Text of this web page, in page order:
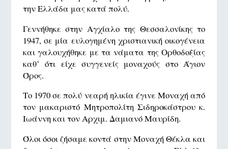
την Ελλάδα μας κατά πολύ.
Γεννήθηκε στην Αγχίαλο της Θεσσαλονίκης το
1947, σε μία ευλογημένη χριστιανική οικογένεια
και γαλουχήθηκε με τα νάματα της Ορθοδοξίας
καθ’ ότι είχε συγγενείς μοναχούς στο Άγιον
Όρος.
Το 1970 σε πολύ νεαρή ηλικία έγινε Μοναχή από
τον μακαριστό Μητροπολίτη Σιδηροκάστρου κ.
Ιωάννη και τον Αρχιμ. Δαμιανό Μαυρίδη.
Όλοι όσοι ζήσαμε κοντά στην Μοναχή Θέκλα και